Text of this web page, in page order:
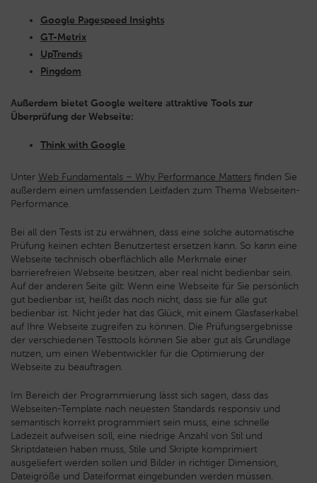
Google Pagespeed Insights
GT-Metrix
UpTrends
Pingdom
Außerdem bietet Google weitere attraktive Tools zur
Überprüfung der Webseite:
Think with Google
Unter Web Fundamentals – Why Performance Matters finden Sie
außerdem einen umfassenden Leitfaden zum Thema Webseiten-
Performance.
Bei all den Tests ist zu erwähnen, dass eine solche automatische
Prüfung keinen echten Benutzertest ersetzen kann. So kann eine
Webseite technisch oberflächlich alle Merkmale einer
barrierefreien Webseite besitzen, aber real nicht bedienbar sein.
Auf der anderen Seite gilt: Wenn eine Webseite für Sie persönlich
gut bedienbar ist, heißt das noch nicht, dass sie für alle gut
bedienbar ist. Nicht jeder hat das Glück, mit einem Glasfaserkabel
auf Ihre Webseite zugreifen zu können. Die Prüfungsergebnisse
der verschiedenen Testtools können Sie aber gut als Grundlage
nutzen, um einen Webentwickler für die Optimierung der
Webseite zu beauftragen.
Im Bereich der Programmierung lässt sich sagen, dass das
Webseiten-Template nach neuesten Standards responsiv und
semantisch korrekt programmiert sein muss, eine schnelle
Ladezeit aufweisen soll, eine niedrige Anzahl von Stil und
Skriptdateien haben muss, Stile und Skripte komprimiert
ausgeliefert werden sollen und Bilder in richtiger Dimension,
Dateigröße und Dateiformat eingebunden werden müssen.